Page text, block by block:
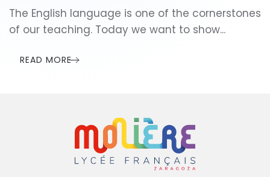
The English language is one of the cornerstones
of our teaching. Today we want to show...
READ MORE